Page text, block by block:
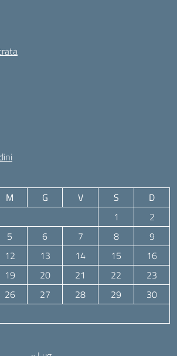
M G V S
D
1
2
5 6 7 8
9
12 13 14 15
16
19 20 21 22
23
26 27 28 29
30